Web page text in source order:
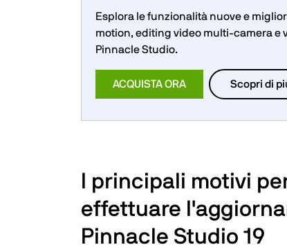
Esplora le funzionalità nuove e
motion, editing video multi-camera e
Pinnacle Studio.
ACQUISTA ORA Scopri di
I principali motivi
effettuare
Pinnacle Studio 19